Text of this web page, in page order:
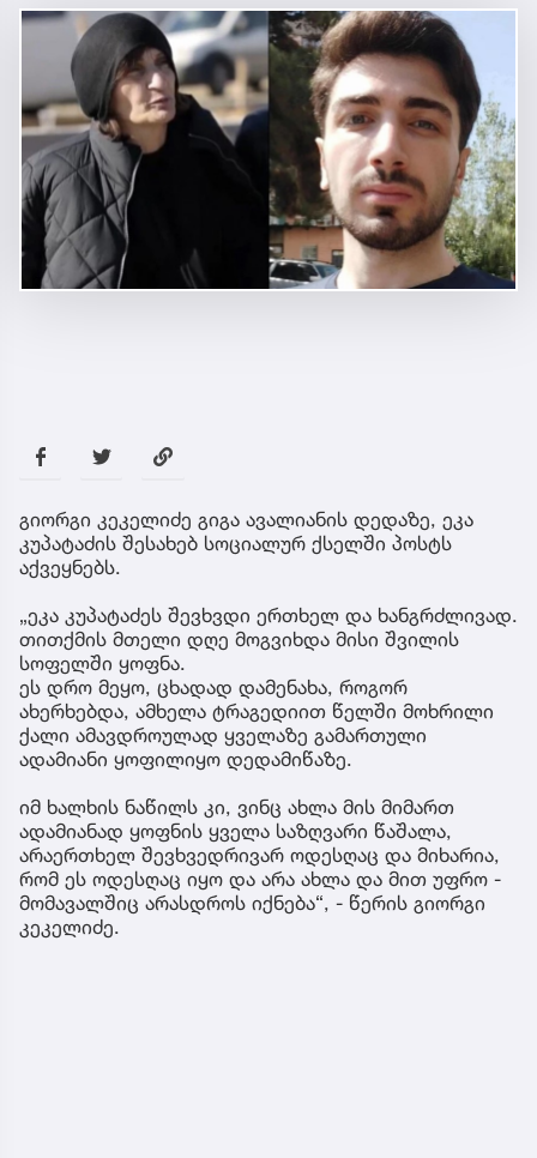
გიორგი კეკელიძე გიგა ავალიანის დედაზე, ეკა
კუპატაძის შესახებ სოციალურ ქსელში პოსტს
აქვეყნებს.
„ეკა კუპატაძეს შევხვდი ერთხელ და ხანგრძლივად.
თითქმის მთელი დღე მოგვიხდა მისი შვილის
სოფელში ყოფნა.
ეს დრო მეყო, ცხადად დამენახა, როგორ
ახერხებდა, ამხელა ტრაგედიით წელში მოხრილი
ქალი ამავდროულად ყველაზე გამართული
ადამიანი ყოფილიყო დედამიწაზე.
იმ ხალხის ნაწილს კი, ვინც ახლა მის მიმართ
ადამიანად ყოფნის ყველა საზღვარი წაშალა,
არაერთხელ შევხვედრივარ ოდესღაც და მიხარია,
რომ ეს ოდესღაც იყო და არა ახლა და მით უფრო -
მომავალშიც არასდროს იქნება“, - წერის გიორგი
კეკელიძე.